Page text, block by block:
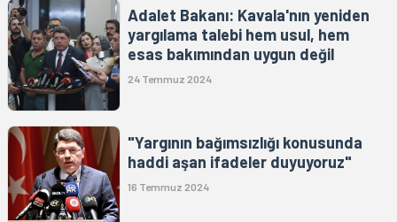
Adalet Bakanı: Kavala'nın yeniden
yargılama talebi hem usul, hem
esas bakımından uygun değil
24 Temmuz 2024
"Yargının bağımsızlığı konusunda
haddi aşan ifadeler duyuyoruz"
16 Temmuz 2024